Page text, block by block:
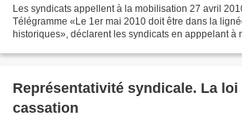
Les syndicats appellent à la mobilisation 27 avril
Télégramme «Le 1er mai 2010 doit être dans la
historiques», déclarent les syndicats en apppelant à
Représentativité syndicale. La loi
cassation